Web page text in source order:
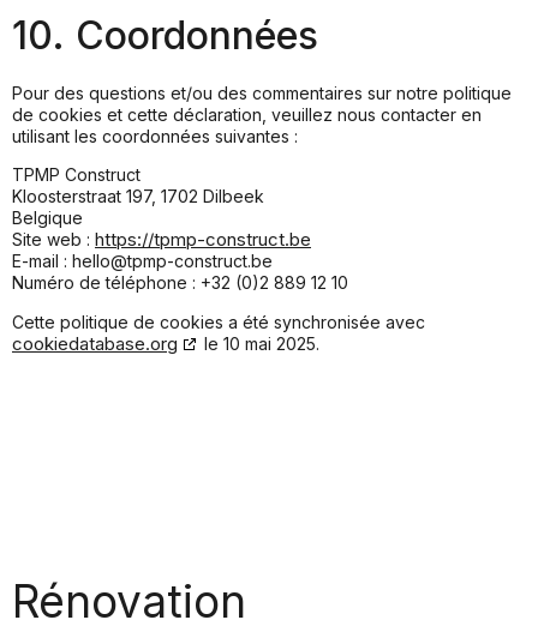
10. Coordonnées
Pour des questions et/ou des commentaires sur notre politique
de cookies et cette déclaration, veuillez nous contacter en
utilisant les coordonnées suivantes :
TPMP Construct
Kloosterstraat 197, 1702 Dilbeek
Belgique
Site web : https://tpmp-construct.be
E-mail : hello@tpmp-construct.be
Numéro de téléphone : +32 (0)2 889 12 10
Cette politique de cookies a été synchronisée avec
cookiedatabase.org le 10 mai 2025.
Rénovation